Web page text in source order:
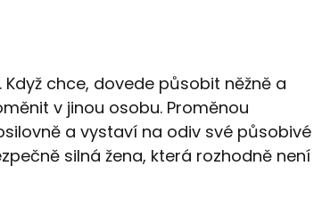
chce, dovede působit něžně a
v jinou osobu. Proměnou
a vystaví na odiv své působivé
silná žena, která rozhodně není